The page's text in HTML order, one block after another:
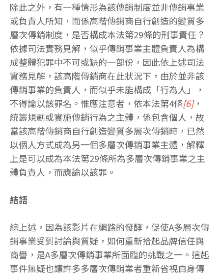
除此之外，有一種情形為該傳銷制度並非傳銷事業
或負責人所知，而係高階傳銷商自行創造的變質多
層次傳銷制度，是否構成本法第29條的刑事責任？
依據司法實務見解，似乎傳銷事業主體負責人為構
成整體犯罪中不可或缺的一部份，因此依上述司法
實務見解，該高階傳銷商在此狀況下，由於並非該
傳銷事業的負責人，而似乎未能構成「行為人」，
不得論以該罪名。惟應注意者，依本法第4條[6]，
統籌規劃或實施傳銷行為之主體，係包含個人，故
當該高階傳銷商自行創造變質多層次傳銷時，已然
以個人方式成為另一個多層次傳銷事業主體，解釋
上是可以成為本法第29條所為多層次傳銷事業之主
體負責人，而應論以該罪。
結語
綜上述，因為該影片在網路的發酵，促使A多層次傳
銷事業受到討論與質疑，如何重新拾起品牌信任與
商譽，是A多層次傳銷事業所面臨的挑戰之一。這起
事件無疑也讓許多多層次傳銷業者重新省視自身傳